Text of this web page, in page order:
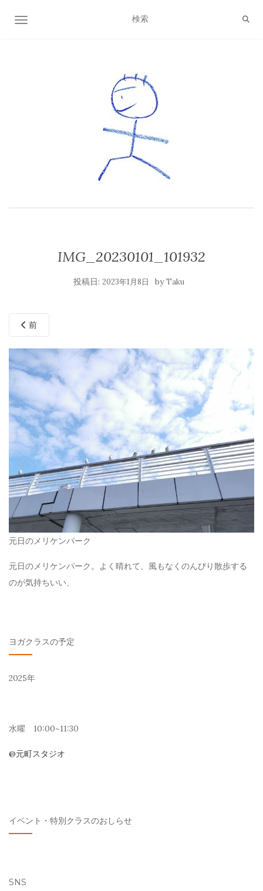
ナビゲーション切り替え
IMG_20230101_101932
投稿日: 2023年1月8日 byTaku
前
元日のメリケンパーク
元日のメリケンパーク。よく晴れて、風もなくのんびり散歩する
のが気持ちいい、
ヨガクラスの予定
2025年
水曜 10:00~11:30
@元町スタジオ
イベント・特別クラスのおしらせ
SNS